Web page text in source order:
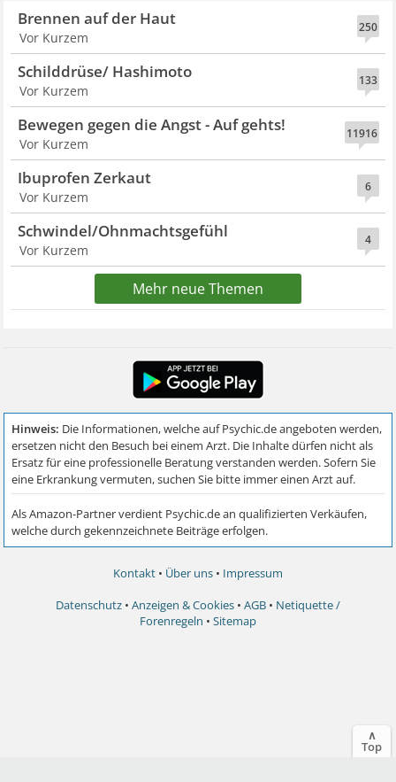
250
Brennen auf der Haut
Vor Kurzem
133
Schilddrüse/ Hashimoto
Vor Kurzem
11916
Bewegen gegen die Angst - Auf gehts!
Vor Kurzem
6
Ibuprofen Zerkaut
Vor Kurzem
4
Schwindel/Ohnmachtsgefühl
Vor Kurzem
Mehr neue Themen
Kontakt • Über uns • Impressum
Datenschutz • Anzeigen & Cookies • AGB • Netiquette /
Forenregeln • Sitemap
∧
Top